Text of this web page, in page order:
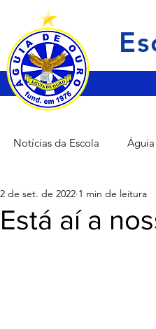
Notícias da Escola
Está aí a
2 de set. de 2022 1 min de leitura